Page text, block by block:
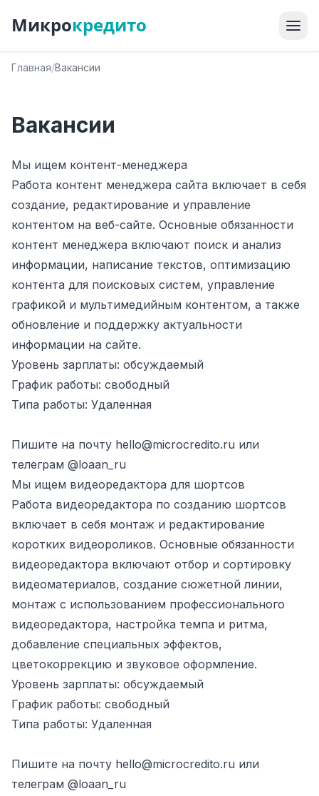
Микрокредито
Главная/Вакансии
Вакансии
Мы ищем контент-менеджера
Работа контент менеджера сайта включает в себя
создание, редактирование и управление
контентом на веб-сайте. Основные обязанности
контент менеджера включают поиск и анализ
информации, написание текстов, оптимизацию
контента для поисковых систем, управление
графикой и мультимедийным контентом, а также
обновление и поддержку актуальности
информации на сайте.
Уровень зарплаты: обсуждаемый
График работы: свободный
Типа работы: Удаленная
Пишите на почту hello@microcredito.ru или
телеграм @loaan_ru
Мы ищем видеоредактора для шортсов
Работа видеоредактора по созданию шортсов
включает в себя монтаж и редактирование
коротких видеороликов. Основные обязанности
видеоредактора включают отбор и сортировку
видеоматериалов, создание сюжетной линии,
монтаж с использованием профессионального
видеоредактора, настройка темпа и ритма,
добавление специальных эффектов,
цветокоррекцию и звуковое оформление.
Уровень зарплаты: обсуждаемый
График работы: свободный
Типа работы: Удаленная
Пишите на почту hello@microcredito.ru или
телеграм @loaan_ru